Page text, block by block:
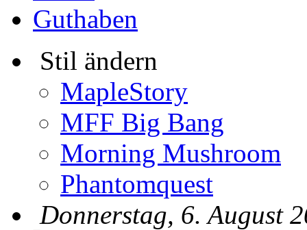
Guthaben
Stil ändern
MapleStory
MFF Big Bang
Morning Mushroom
Phantomquest
Donnerstag, 6. August